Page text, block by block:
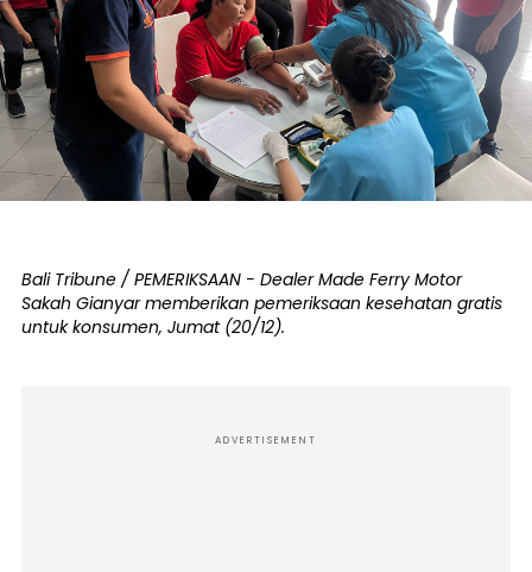
Bali Tribune / PEMERIKSAAN - Dealer Made Ferry Motor
Sakah Gianyar memberikan pemeriksaan kesehatan gratis
untuk konsumen, Jumat (20/12).
ADVERTISEMENT